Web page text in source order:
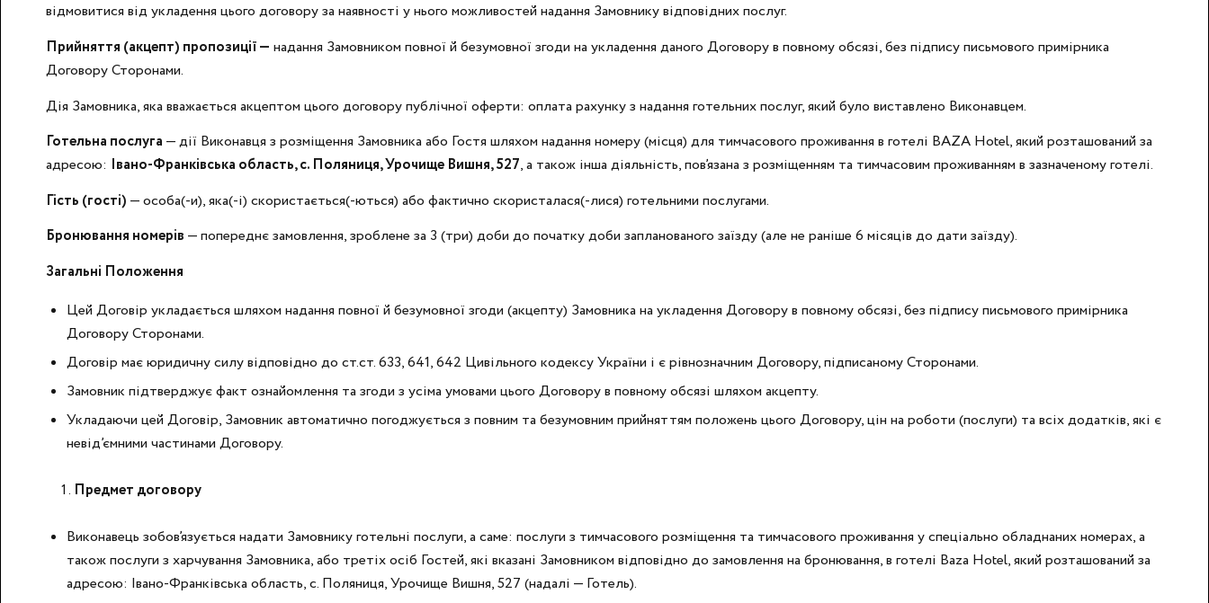
відмовитися від укладення цього договору за наявності у нього можливостей надання Замовнику відповідних послуг.
Прийняття (акцепт) пропозиції — надання Замовником повної й безумовної згоди на укладення даного Договору в повному обсязі, без підпису письмового примірника
Договору Сторонами.
Дія Замовника, яка вважається акцептом цього договору публічної оферти: оплата рахунку з надання готельних послуг, який було виставлено Виконавцем.
Готельна послуга — дії Виконавця з розміщення Замовника або Гостя шляхом надання номеру (місця) для тимчасового проживання в готелі BAZA Hotel, який розташований за
адресою: Івано-Франківська область, с. Поляниця, Урочище Вишня, 527, а також інша діяльність, пов’язана з розміщенням та тимчасовим проживанням в зазначеному готелі.
Гість (гості) — особа(-и), яка(-і) скористається(-ються) або фактично скористалася(-лися) готельними послугами.
Бронювання номерів — попереднє замовлення, зроблене за 3 (три) доби до початку доби запланованого заїзду (але не раніше 6 місяців до дати заїзду).
Загальні Положення
Цей Договір укладається шляхом надання повної й безумовної згоди (акцепту) Замовника на укладення Договору в повному обсязі, без підпису письмового примірника
Договору Сторонами.
Договір має юридичну силу відповідно до ст.ст. 633, 641, 642 Цивільного кодексу України і є рівнозначним Договору, підписаному Сторонами.
Замовник підтверджує факт ознайомлення та згоди з усіма умовами цього Договору в повному обсязі шляхом акцепту.
Укладаючи цей Договір, Замовник автоматично погоджується з повним та безумовним прийняттям положень цього Договору, цін на роботи (послуги) та всіх додатків, які є
невід’ємними частинами Договору.
Предмет договору
Виконавець зобов’язується надати Замовнику готельні послуги, а саме: послуги з тимчасового розміщення та тимчасового проживання у спеціально обладнаних номерах, а
також послуги з харчування Замовника, або третіх осіб Гостей, які вказані Замовником відповідно до замовлення на бронювання, в готелі Baza Hotel, який розташований за
адресою: Івано-Франківська область, с. Поляниця, Урочище Вишня, 527 (надалі — Готель).